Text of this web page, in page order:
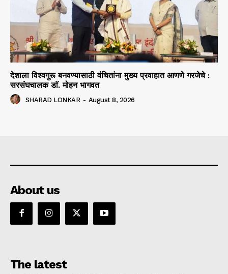
देशाला विश्वगुरू बनवण्यासाठी वंचितांना मुख्य प्रवाहात आणणे गरजेचे :
सरसंघचालक डाॅ. मोहन भागवत
SHARAD LONKAR - August 8, 2026
About us
The latest